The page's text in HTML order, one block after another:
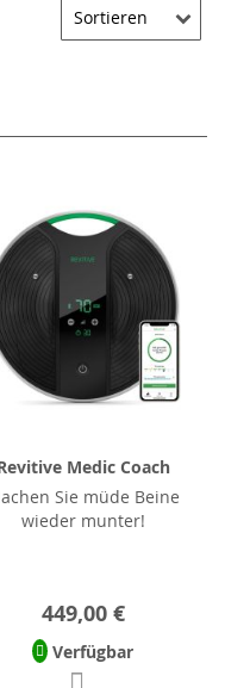
Medic Coach
Sie müde Beine
wieder munter!
449,00 €
Verfügbar